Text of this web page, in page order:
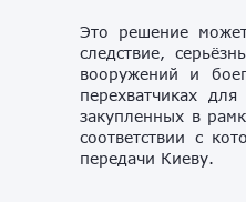
Это решение
следствие,
вооружений и
перехватчиках
закупленных в
соответствии с
передачи Киеву.